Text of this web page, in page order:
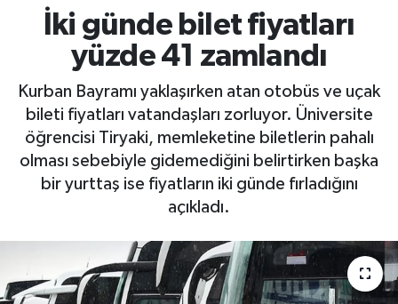
İki günde bilet fiyatları
yüzde 41 zamlandı
Kurban Bayramı yaklaşırken atan otobüs ve uçak
bileti fiyatları vatandaşları zorluyor. Üniversite
öğrencisi Tiryaki, memleketine biletlerin pahalı
olması sebebiyle gidemediğini belirtirken başka
bir yurttaş ise fiyatların iki günde fırladığını
açıkladı.